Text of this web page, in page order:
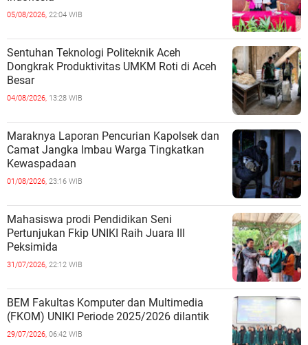
05/08/2026, 22:04 WIB
Sentuhan Teknologi Politeknik Aceh
Dongkrak Produktivitas UMKM Roti di Aceh
Besar
04/08/2026, 13:28 WIB
Maraknya Laporan Pencurian Kapolsek dan
Camat Jangka Imbau Warga Tingkatkan
Kewaspadaan
01/08/2026, 23:16 WIB
Mahasiswa prodi Pendidikan Seni
Pertunjukan Fkip UNIKI Raih Juara III
Peksimida
31/07/2026, 22:12 WIB
BEM Fakultas Komputer dan Multimedia
(FKOM) UNIKI Periode 2025/2026 dilantik
29/07/2026, 06:42 WIB